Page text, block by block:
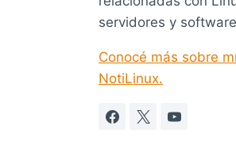
servidores y
Conocé más sobre
NotiLinux.